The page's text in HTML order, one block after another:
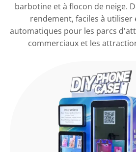
barbotine et à flocon de neige.
rendement, faciles à
automatiques pour les parcs
commerciaux et les